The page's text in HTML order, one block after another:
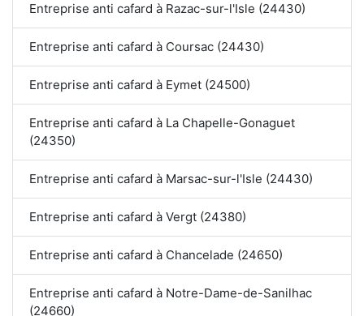
Entreprise anti cafard à Razac-sur-l'Isle (24430)
Entreprise anti cafard à Coursac (24430)
Entreprise anti cafard à Eymet (24500)
Entreprise anti cafard à La Chapelle-Gonaguet
(24350)
Entreprise anti cafard à Marsac-sur-l'Isle (24430)
Entreprise anti cafard à Vergt (24380)
Entreprise anti cafard à Chancelade (24650)
Entreprise anti cafard à Notre-Dame-de-Sanilhac
(24660)